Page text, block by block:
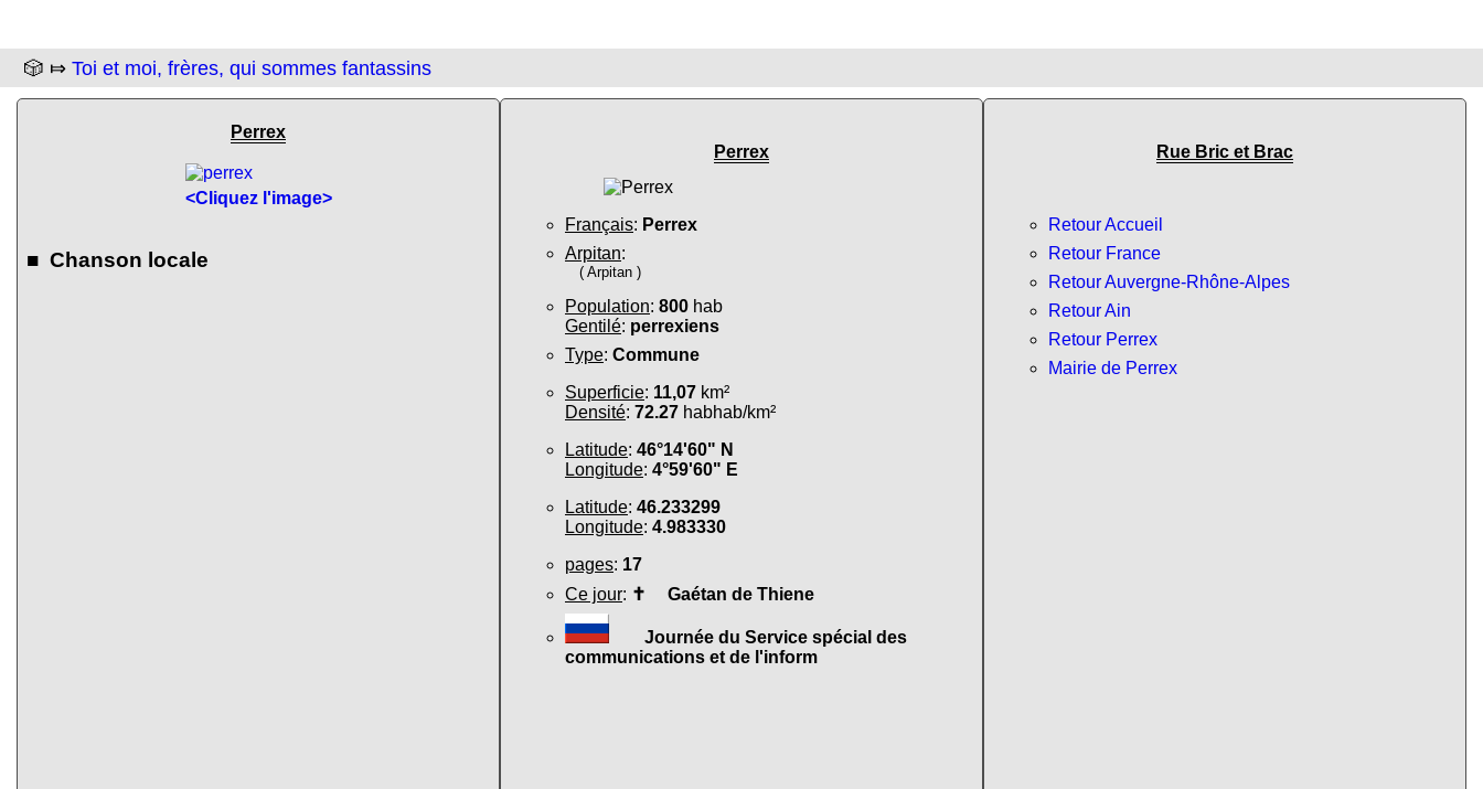
🎲 ⤇ Toi et moi, frères, qui sommes fantassins
Perrex
<Cliquez l'image>
■ Chanson locale
Perrex
Français: Perrex
Arpitan:
( Arpitan )
Population: 800 hab
Gentilé: perrexiens
Type: Commune
Superficie: 11,07 km²
Densité: 72.27 habhab/km²
Latitude: 46°14'60" N
Longitude: 4°59'60" E
Latitude: 46.233299
Longitude: 4.983330
pages: 17
Ce jour: ✝ Gaétan de Thiene
Journée du Service spécial des
communications et de l'inform
Rue Bric et Brac
Retour Accueil
Retour France
Retour Auvergne-Rhône-Alpes
Retour Ain
Retour Perrex
Mairie de Perrex